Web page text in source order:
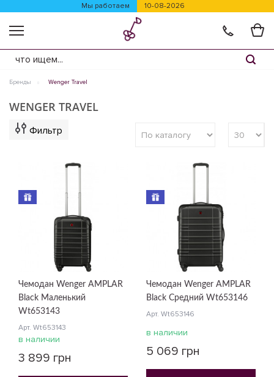
Мы работаем 10-08-2026
Бренды Wenger Travel
WENGER TRAVEL
Фильтр
Чемодан Wenger AMPLAR
Black Маленький
Wt653143
Арт. Wt653143
в наличии
3 899 грн
Чемодан Wenger AMPLAR
Black Средний Wt653146
Арт. Wt653146
в наличии
5 069 грн